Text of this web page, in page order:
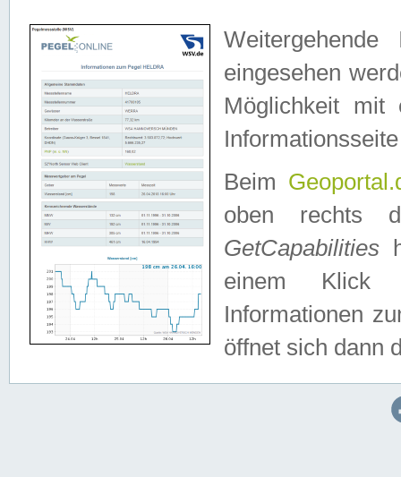
eingesehen
Möglichkeit mit
Beim
oben rechts
GetCapabilities
einem Klick
Informationen
öffnet sich dann